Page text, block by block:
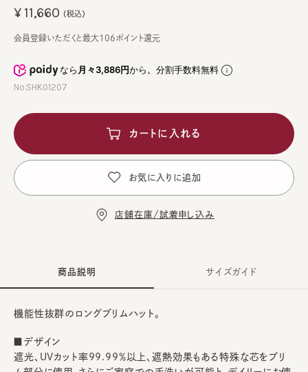
なら月々3,886円から。分割手数料無料
No.SHK01207
¥11,660 (税込)
会員登録いただくと最大106ポイント還元
カートに入れる
お気に入りに追加
店舗在庫/試着申し込み
商品説明
機能性抜群のロングブリムハット。
■デザイン
遮光、UVカット率99.99％以上、遮熱効果もある特殊な芯をブリ
サイズガイド